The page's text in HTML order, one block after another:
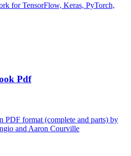
for TensorFlow, Keras, PyTorch,
Pdf
format (complete and parts) by
and Aaron Courville